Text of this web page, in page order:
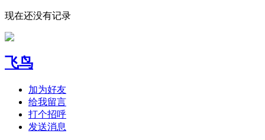
现在还没有记录
飞鸟
加为好友
给我留言
打个招呼
发送消息